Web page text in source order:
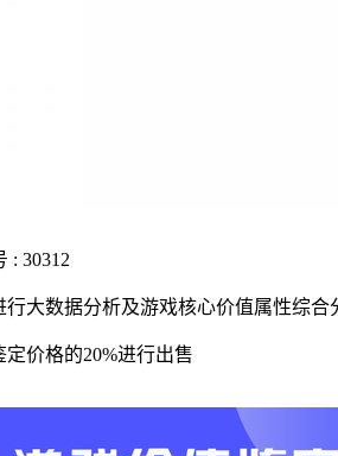
: 30312
大数据分析及游戏核心价值属性综合
价格的20%进行出售